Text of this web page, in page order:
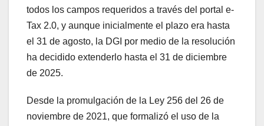
todos los campos requeridos a través del portal e-
Tax 2.0, y aunque inicialmente el plazo era hasta
el 31 de agosto, la DGI por medio de la resolución
ha decidido extenderlo hasta el 31 de diciembre
de 2025.
Desde la promulgación de la Ley 256 del 26 de
noviembre de 2021, que formalizó el uso de la